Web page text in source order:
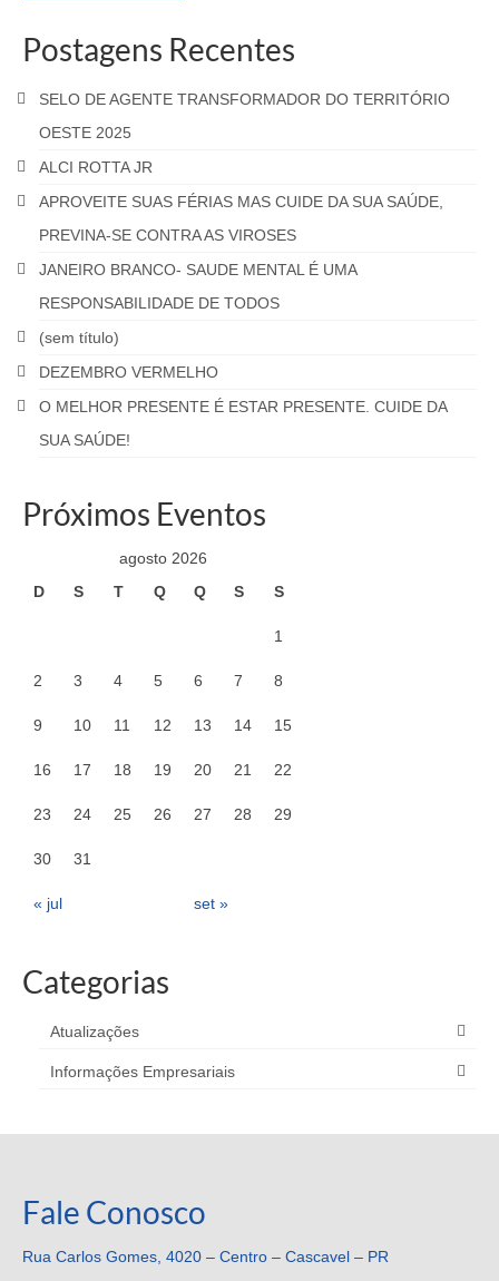
Postagens Recentes
SELO DE AGENTE TRANSFORMADOR DO TERRITÓRIO
OESTE 2025
ALCI ROTTA JR
APROVEITE SUAS FÉRIAS MAS CUIDE DA SUA SAÚDE,
PREVINA-SE CONTRA AS VIROSES
JANEIRO BRANCO- SAUDE MENTAL É UMA
RESPONSABILIDADE DE TODOS
(sem título)
DEZEMBRO VERMELHO
O MELHOR PRESENTE É ESTAR PRESENTE. CUIDE DA
SUA SAÚDE!
Próximos Eventos
agosto 2026
D
S T Q Q S S
1
2 3 4 5 6 7 8
9 10 11 12 13 14 15
16 17 18 19 20 21 22
23 24 25 26 27 28 29
30 31
« jul set »
Categorias
Atualizações
Informações Empresariais
Fale Conosco
Rua Carlos Gomes, 4020 – Centro – Cascavel – PR